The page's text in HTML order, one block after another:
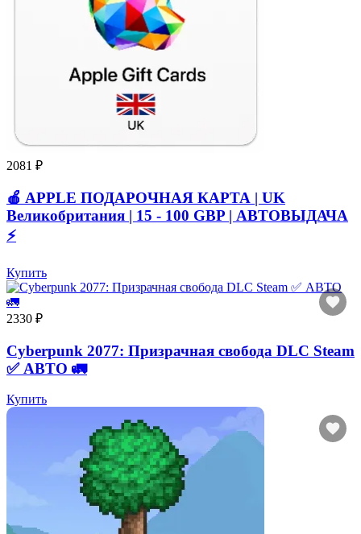
2081 ₽
🍎 APPLE ПОДАРОЧНАЯ КАРТА | UK
Великобритания | 15 - 100 GBP | АВТОВЫДАЧА
⚡️
Купить
2330 ₽
Cyberpunk 2077: Призрачная свобода DLC Steam
✅ АВТО 🚛
Купить